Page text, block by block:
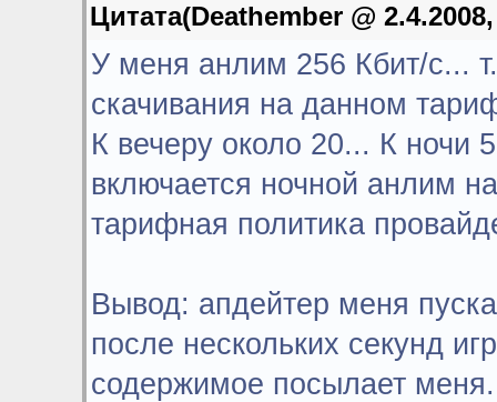
Цитата(Deathember @
У меня анлим 256 Кбит/с...
скачивания на данном
К вечеру около 20... К ночи
включается ночной анлим
тарифная политика
Вывод: апдейтер меня
после нескольких секунд
содержимое посылает